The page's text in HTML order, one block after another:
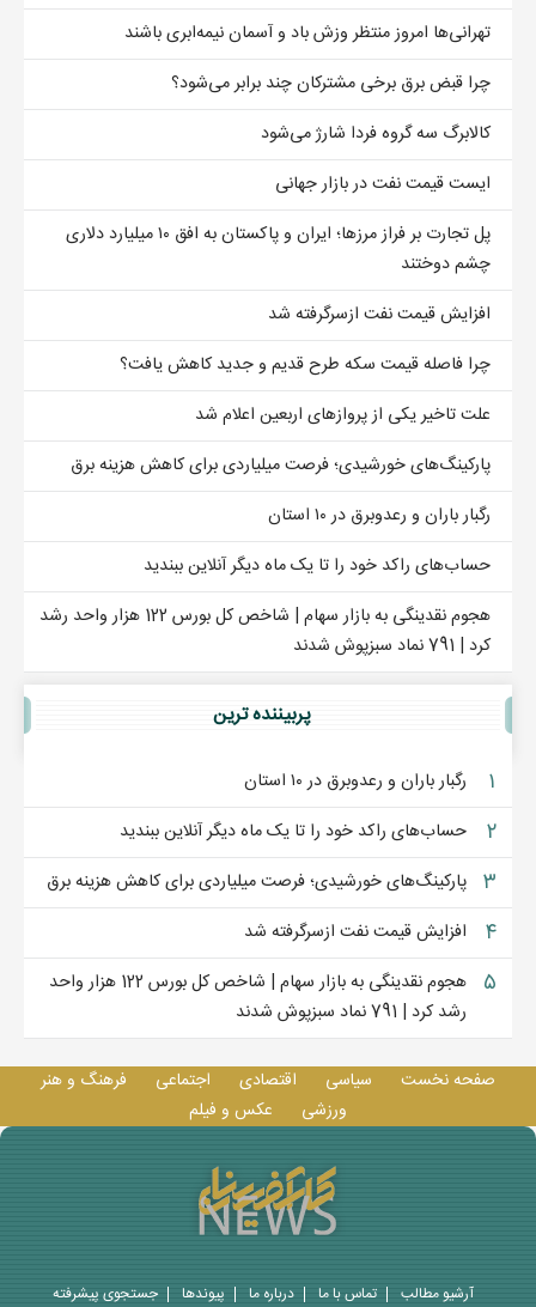
تهرانی‌ها امروز منتظر وزش باد و آسمان نیمه‌ابری باشند
چرا قبض برق برخی مشترکان چند برابر می‌شود؟
کالابرگ سه گروه فردا شارژ می‌شود
ایست قیمت نفت در بازار جهانی
پل تجارت بر فراز مرزها؛ ایران و پاکستان به افق ۱۰ میلیارد دلاری
چشم دوختند
افزایش قیمت نفت ازسرگرفته شد
چرا فاصله قیمت سکه طرح قدیم و جدید کاهش یافت؟
علت تاخیر یکی از پروازهای اربعین اعلام شد
پارکینگ‌های خورشیدی؛ فرصت میلیاردی برای کاهش هزینه برق
رگبار باران و رعدوبرق در ۱۰ استان
حساب‌های راکد خود را تا یک ماه دیگر آنلاین ببندید
هجوم نقدینگی به بازار سهام | شاخص کل بورس 122 هزار واحد رشد
کرد | 791 نماد سبزپوش شدند
پربيننده ترين
۱ رگبار باران و رعدوبرق در ۱۰ استان
۲ حساب‌های راکد خود را تا یک ماه دیگر آنلاین ببندید
۳ پارکینگ‌های خورشیدی؛ فرصت میلیاردی برای کاهش هزینه برق
۴ افزایش قیمت نفت ازسرگرفته شد
۵
هجوم نقدینگی به بازار سهام | شاخص کل بورس 122 هزار واحد
رشد کرد | 791 نماد سبزپوش شدند
صفحه نخست سیاسی اقتصادی اجتماعی
فرهنگ و هنر
ورزشی
عکس و فيلم
آرشیو مطالب تماس با ما درباره ما پيوندها جستجوی پيشرفته